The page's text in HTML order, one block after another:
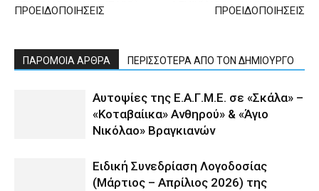
ΠΡΟΕΙΔΟΠΟΙΗΣΕΙΣ
ΠΡΟΕΙΔΟΠΟΙΗΣΕΙΣ
ΠΑΡΟΜΟΙΑ ΑΡΘΡΑ ΠΕΡΙΣΣΟΤΕΡΑ ΑΠΟ ΤΟΝ ΔΗΜΙΟΥΡΓΟ
Αυτοψίες της Ε.Α.Γ.Μ.Ε. σε «Σκάλα» –
«Κοταβαίικα» Ανθηρού» & «Άγιο
Νικόλαο» Βραγκιανών
Ειδική Συνεδρίαση Λογοδοσίας
(Μάρτιος – Απρίλιος 2026) της